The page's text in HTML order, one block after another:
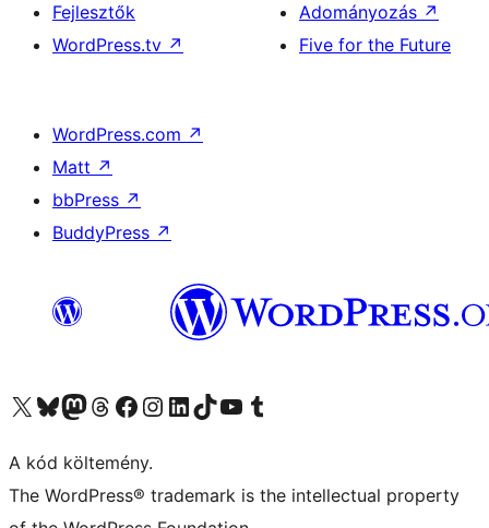
Fejlesztők
WordPress.tv ↗
Adományozás ↗
Five for the Future
WordPress.com ↗
Matt ↗
bbPress ↗
BuddyPress ↗
Visit our X (formerly Twitter) account
Visit our Bluesky account
Twitter csatornánk
Visit our Threads account
Facebook oldalunk megtekintése
Visit our Instagram account
Visit our LinkedIn account
Visit our TikTok account
Visit our YouTube channel
Visit our Tumblr account
A kód költemény.
The WordPress® trademark is the intellectual property